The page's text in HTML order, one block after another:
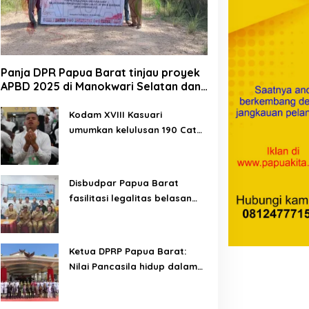
Panja DPR Papua Barat tinjau proyek
APBD 2025 di Manokwari Selatan dan
Kodam XVIII Kasuari
umumkan kelulusan 190 Cata
Disbudpar Papua Barat
fasilitasi legalitas belasan
Ketua DPRP Papua Barat:
Nilai Pancasila hidup dalam